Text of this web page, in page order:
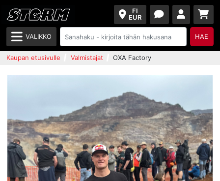
FI
EUR
VALIKKO HAE
Kaupan etusivulle Valmistajat OXA Factory